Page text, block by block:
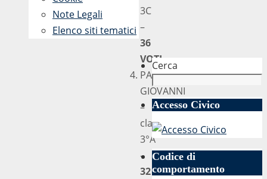
3C
–
36
VOTI
PAVONE
GIOVANNI
–
classe
3°A
–
32 VOTI
Note Legali
Elenco siti tematici
Cerca
Accesso Civico
Codice di
comportamento